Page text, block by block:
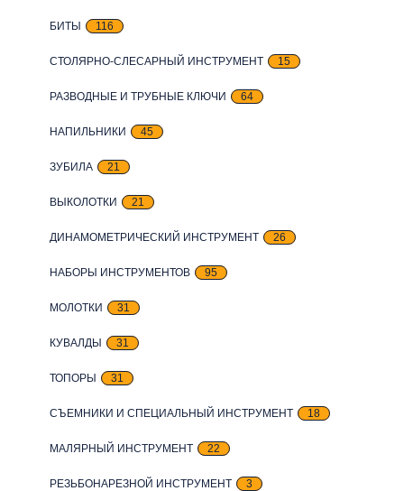
БИТЫ 116
СТОЛЯРНО-СЛЕСАРНЫЙ ИНСТРУМЕНТ 15
РАЗВОДНЫЕ И ТРУБНЫЕ КЛЮЧИ 64
НАПИЛЬНИКИ 45
ЗУБИЛА 21
ВЫКОЛОТКИ 21
ДИНАМОМЕТРИЧЕСКИЙ ИНСТРУМЕНТ 26
НАБОРЫ ИНСТРУМЕНТОВ 95
МОЛОТКИ 31
КУВАЛДЫ 31
ТОПОРЫ 31
СЪЕМНИКИ И СПЕЦИАЛЬНЫЙ ИНСТРУМЕНТ 18
МАЛЯРНЫЙ ИНСТРУМЕНТ 22
РЕЗЬБОНАРЕЗНОЙ ИНСТРУМЕНТ 3